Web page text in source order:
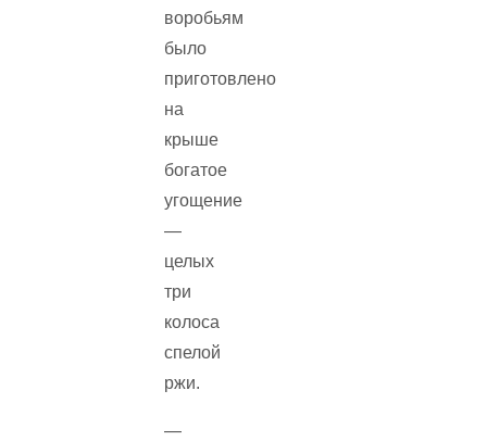
воробьям
было
приготовлено
на
крыше
богатое
угощение
—
целых
три
колоса
спелой
ржи.
—